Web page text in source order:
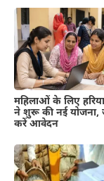
महिलाओं के लिए
ने शुरू की नई योजना,
करें आवेदन